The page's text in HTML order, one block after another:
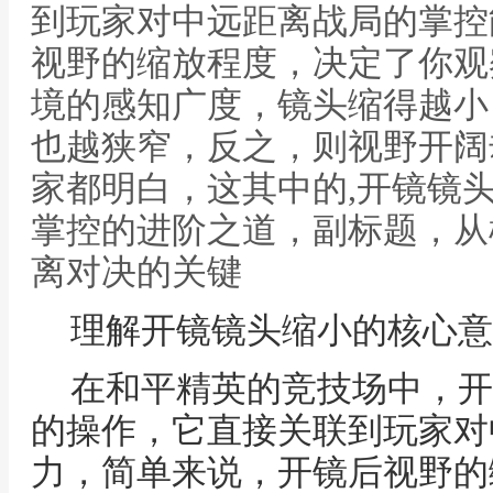
到玩家对中远距离战局的掌
视野的缩放程度，决定了你
境的感知广度，镜头缩得越
也越狭窄，反之，则视野开
家都明白，这其中的,开镜镜
掌控的进阶之道，副标题，
离对决的关键
理解开镜镜头缩小的核心
在和平精英的竞技场中，
的操作，它直接关联到玩家
力，简单来说，开镜后视野